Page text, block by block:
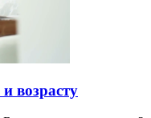
возрасту